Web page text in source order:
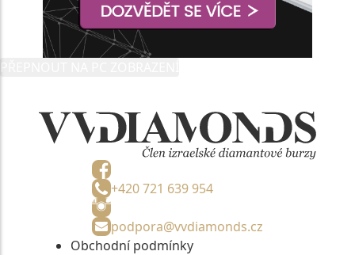
+420 721 639 954
podpora@vvdiamonds.cz
Obchodní podmínky